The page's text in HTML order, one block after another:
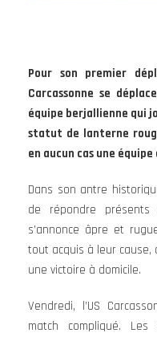
Pour son premier
Carcassonne se
équipe berjallienne qui
statut de lanterne
en aucun cas une
Dans son antre
de répondre
s’annonce âpre et
tout acquis à leur
une victoire à domicile.
Vendredi, l’US
match compliqué.